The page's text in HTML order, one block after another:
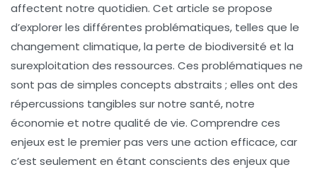
affectent notre quotidien. Cet article se propose
d’explorer les différentes problématiques, telles que le
changement climatique, la perte de biodiversité et la
surexploitation des ressources. Ces problématiques ne
sont pas de simples concepts abstraits ; elles ont des
répercussions tangibles sur notre santé, notre
économie et notre qualité de vie. Comprendre ces
enjeux est le premier pas vers une action efficace, car
c’est seulement en étant conscients des enjeux que